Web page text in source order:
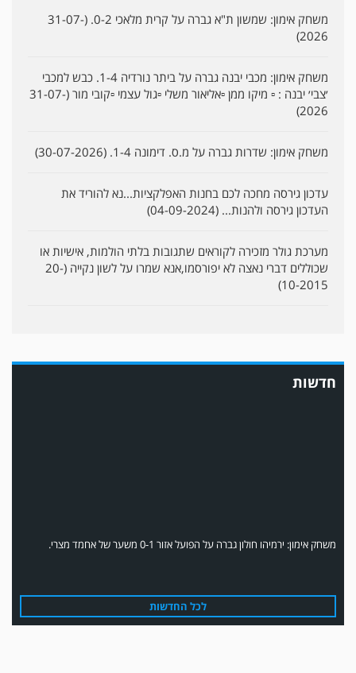
משחק אימון: שמשון ת"א גברה על קרית מלאכי 0-2. (31-07-
2026)
משחק אימון: מכבי יבנה גברה על ביתר נורדיה 1-4. כבש למכבי
׳צבי׳ יבנה : ▫️ מיקו ממן ▫️אליאור משלי ▫️גול עצמי ▫️קובי מור (31-07-
2026)
משחק אימון: שדרות גברה על מ.ס. דימונה 1-4. (30-07-2026)
עדכון גירסה מחכה לכם בחנות האפלקציות...נא להוריד את
העדכון גירסה ולהנות... (04-09-2024)
מערכת גולר מזכירה לקוראים שתגובות בלתי הולמות, אישיות או
שכוללים דברי נאצה לא יפורסמו,אנא שמרו על לשון נקייה (20-
10-2015)
חדשות
לכל החדשות